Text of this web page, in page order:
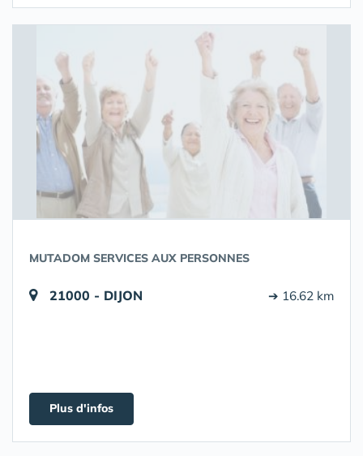
MUTADOM SERVICES AUX PERSONNES
21000 - DIJON ➔ 16.62 km
Plus d'infos